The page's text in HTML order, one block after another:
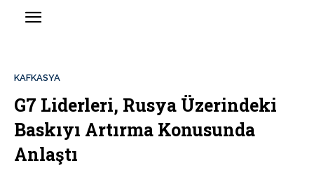
KAFKASYA
G7 Liderleri, Rusya Üzerindeki
Baskıyı Artırma Konusunda
Anlaştı